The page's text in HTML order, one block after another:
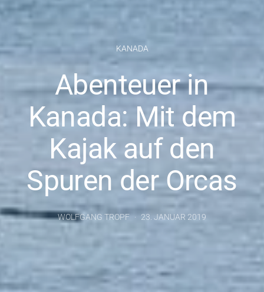
KANADA
Abenteuer in
Kanada: Mit dem
Kajak auf den
Spuren der Orcas
WOLFGANG TROPF 23. JANUAR 2019